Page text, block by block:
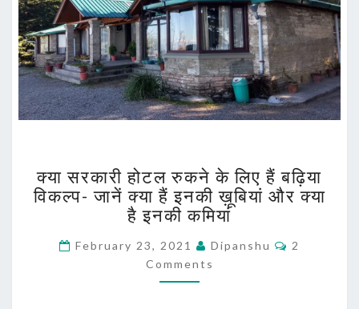
सरकारी
होटल
रुकने
लिए
हैं
बढ़िया
क्या सरकारी होटल रुकने के लिए हैं बढ़िया
विकल्प- जानें क्या हैं इनकी ख़ूबियां और क्या
है इनकी कमियां
February 23, 2021 Dipanshu Comments
2
Comments